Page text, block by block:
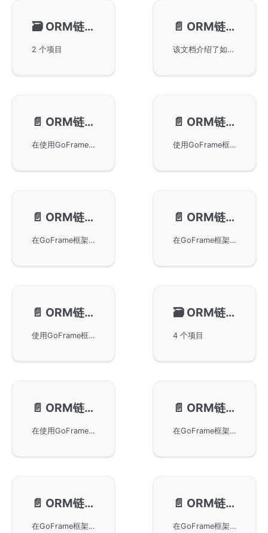
🗃️ ORM链式操作-模型关联
2 个项目
📄️ ORM链式操作-对象输入
该文档介绍了如何在GoFrame框架中使用链式操作的对象输入功能，支持不同类型的数据参数，使得gdb具有极高的灵活性。详细说明了使用struct对象进行参数输入时的映射关系以及标签的优先级，以实现数据库ORM的有效转换。
📄️ ORM链式操作-字段过滤
在使用GoFrame框架进行数据库操作时如何进行字段过滤。详细描述了Fields和FieldsEx方法的用途与示例，并深入探讨了OmitEmpty及OmitNil特性如何帮助在数据库写入过程中过滤空值数据。此外，还探讨了在数据查询过程中空值对条件参数的影响。
📄️ ORM链式操作-字段获取
使用GoFrame框架中的ORM链式操作来获取数据库表字段的技巧，包括使用GetFieldsStr和GetFieldsExStr方法获取指定表的字段及排除字段的用法，支持字段前缀自定义，提升开发效率和代码可读性。
📄️ ORM链式操作-事务处理
在GoFrame框架中使用事务处理对于ORM链式操作的方法。通过Transaction和TX接口，可以实现对数据库的事务性操作，确保数据的一致性和可靠性。详细讲解了使用TX接口创建Model对象的方法及其事务处理中Commit和Rollback的机制。
📄️ ORM链式操作-主从切换
在GoFrame框架中使用gdb实现应用层的主从配置和读写分离。通过简单的配置，gdb可以自动进行主从切换，大幅度提高数据库的运行效率和可用性。本文还提供了一些使用Master和Slave方法自定义节点操作的示例，帮助开发者更好地应对主从同步延迟带来的问题，确保数据的即时性和准确性。
📄️ ORM链式操作-查询缓存
使用GoFrame框架中的ORM进行查询缓存操作。它支持对查询结果进行缓存优化，适用于多读少写场景。文中详细介绍了缓存管理和适配，特别是如何通过Redis实现分布式缓存。还提供了示例代码展示数据表结构及其缓存效果，演示了查询缓存的实现与缓存清理功能。
🗃️ ORM链式操作-时间维护
4 个项目
📄️ ORM链式操作-数据库切换
在使用GoFrame框架进行ORM链式操作时切换数据库。我们通过不同的配置分组、运行时更改单例对象的数据库配置、使用Schema方法进行链式操作，以及通过表名中带数据库名称来实现多种数据库切换方案。这些方法为开发者提供了灵活的数据库操作方式。
📄️ ORM链式操作-Hook特性
在GoFrame框架中使用Hook特性，为Model对象绑定CRUD钩子，从而实现对数据库操作的增强和优化。文中详细介绍了相关定义、Hook注册方法以及使用示例，通过挂钩函数对查询操作进行了演示。
📄️ ORM链式操作-Handler特性
在GoFrame框架中使用ORM链式操作实现Handler特性，通过示例展示了如何复用常见的查询逻辑和分页操作，从而简化代码，提高开发效率。Handler特性允许开发者定义通用逻辑并应用于数据库模型，实现更为简洁和可维护的代码结构。
📄️ ORM链式操作-悲观锁 & 乐观锁
在GoFrame框架中如何通过链式操作实现悲观锁和乐观锁。悲观锁用于在每次数据访问时上锁以避免冲突，常用于高并发场景；而乐观锁则通过版本号机制检查数据更新，适用于多读少写的场合。详细分析了适用场景、实现方法及锁机制的优缺点，帮助开发者优化数据库性能。